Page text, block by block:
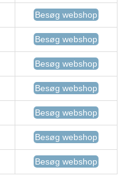
Besøg webshop
Besøg webshop
Besøg webshop
Besøg webshop
Besøg webshop
Besøg webshop
Besøg webshop